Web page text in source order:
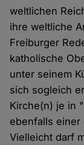
weltlichen
ihre weltliche
Freiburger
katholische
unter seinem
sich sogleich
Kirche(n) je in
ebenfalls einer
Vielleicht darf